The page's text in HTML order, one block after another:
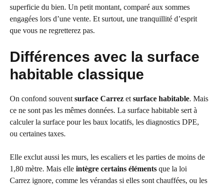
superficie du bien. Un petit montant, comparé aux sommes
engagées lors d’une vente. Et surtout, une tranquillité d’esprit
que vous ne regretterez pas.
Différences avec la surface
habitable classique
On confond souvent surface Carrez et surface habitable. Mais
ce ne sont pas les mêmes données. La surface habitable sert à
calculer la surface pour les baux locatifs, les diagnostics DPE,
ou certaines taxes.
Elle exclut aussi les murs, les escaliers et les parties de moins de
1,80 mètre. Mais elle intègre certains éléments que la loi
Carrez ignore, comme les vérandas si elles sont chauffées, ou les